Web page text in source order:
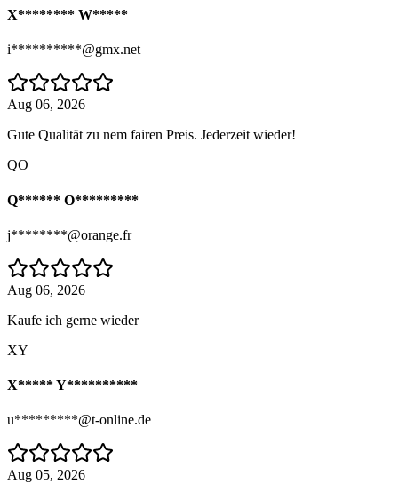
X******** W*****
i**********@gmx.net
Aug 06, 2026
Gute Qualität zu nem fairen Preis. Jederzeit wieder!
QO
Q****** O*********
j********@orange.fr
Aug 06, 2026
Kaufe ich gerne wieder
XY
X***** Y**********
u*********@t-online.de
Aug 05, 2026